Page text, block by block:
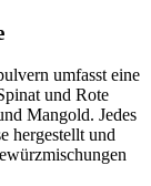
umfasst eine
und Rote
Mangold. Jedes
hergestellt und